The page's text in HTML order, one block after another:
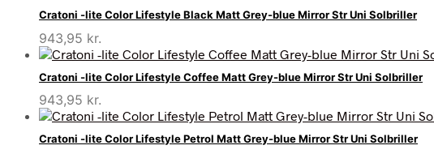
Cratoni -lite Color Lifestyle Black Matt Grey-blue Mirror Str Uni Solbriller
943,95 kr.
Cratoni -lite Color Lifestyle Coffee Matt Grey-blue Mirror Str Uni Solbriller
943,95 kr.
Cratoni -lite Color Lifestyle Petrol Matt Grey-blue Mirror Str Uni Solbriller